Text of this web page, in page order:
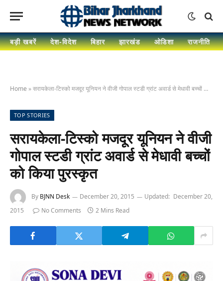
बड़ी खबरें देश-विदेश बिहार झारखंड ओडिशा राजनीति
Home »सरायकेला-टिस्को मजदूर यूनियन ने वीजी गोपाल स्टडी ग्रांट अवार्ड से मेधावी बच्चों को किया पुरस्कृत
TOP STORIES
सरायकेला-टिस्को मजदूर यूनियन ने वीजी
गोपाल स्टडी ग्रांट अवार्ड से मेधावी बच्चों
को किया पुरस्कृत
By BJNN Desk December 20, 2015 Updated: December 20,
2015
No Comments 2 Mins Read